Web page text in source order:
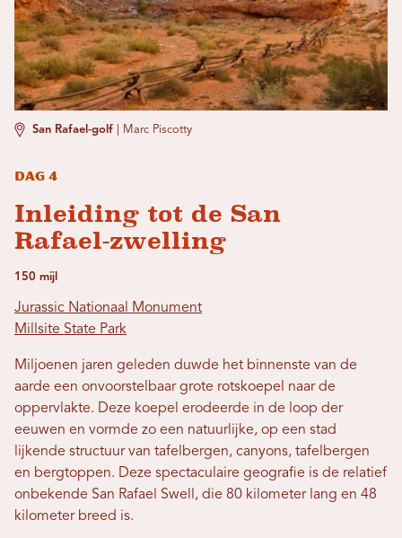
San Rafael-golf Marc Piscotty
Dag 4
Inleiding tot de San
Rafael-zwelling
150 mijl
Jurassic Nationaal Monument
Millsite State Park
Miljoenen jaren geleden duwde het binnenste van de
aarde een onvoorstelbaar grote rotskoepel naar de
oppervlakte. Deze koepel erodeerde in de loop der
eeuwen en vormde zo een natuurlijke, op een stad
lijkende structuur van tafelbergen, canyons, tafelbergen
en bergtoppen. Deze spectaculaire geografie is de relatief
onbekende San Rafael Swell, die 80 kilometer lang en 48
kilometer breed is.